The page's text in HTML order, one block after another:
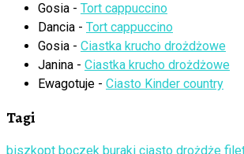
Gosia - Tort cappuccino
Dancia - Tort cappuccino
Gosia - Ciastka krucho drożdżowe
Janina - Ciastka krucho drożdżowe
Ewagotuje - Ciasto Kinder country
Tagi
biszkopt boczek buraki ciasto drożdże